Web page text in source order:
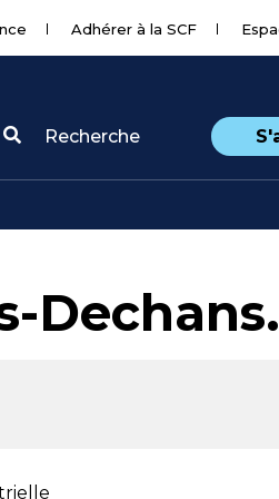
Adhérer à la SCF
Recherche
Dechans.